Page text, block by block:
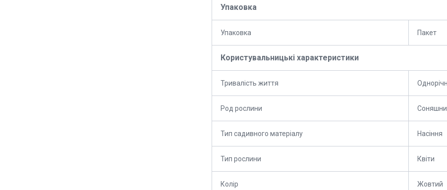
Упаковка
Упаковка Пакет
Користувальницькі характеристики
Тривалість життя
Род рослини
Тип садивного матеріалу Насіння
Тип рослини Квіти
Колір Жовтий